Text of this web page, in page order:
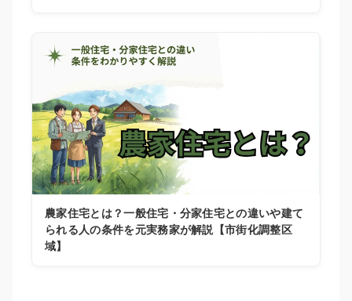
農家住宅とは？一般住宅・分家住宅との違いや建て
られる人の条件を元実務家が解説【市街化調整区
域】